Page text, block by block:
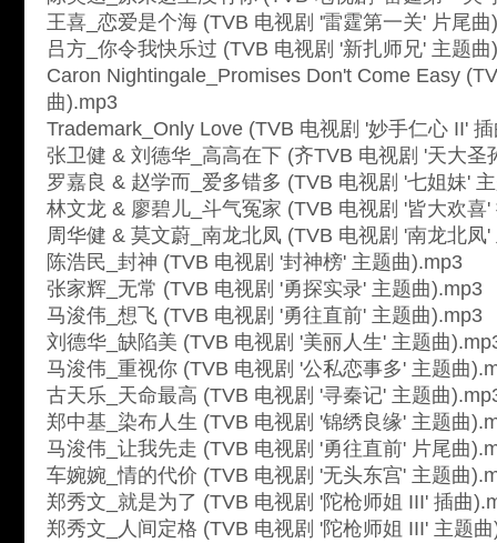
王喜_恋爱是个海 (TVB 电视剧 '雷霆第一关' 片尾曲
吕方_你令我快乐过 (TVB 电视剧 '新扎师兄' 主题曲
Caron Nightingale_Promises Don't Come Easy
曲).mp3
Trademark_Only Love (TVB 电视剧 '妙手仁心 II'
张卫健 & 刘德华_高高在下 (齐TVB 电视剧 '天大圣
罗嘉良 & 赵学而_爱多错多 (TVB 电视剧 '七姐妹'
林文龙 & 廖碧儿_斗气冤家 (TVB 电视剧 '皆大欢喜'
周华健 & 莫文蔚_南龙北凤 (TVB 电视剧 '南龙北凤
陈浩民_封神 (TVB 电视剧 '封神榜' 主题曲).mp3
张家辉_无常 (TVB 电视剧 '勇探实录' 主题曲).mp3
马浚伟_想飞 (TVB 电视剧 '勇往直前' 主题曲).mp3
刘德华_缺陷美 (TVB 电视剧 '美丽人生' 主题曲
马浚伟_重视你 (TVB 电视剧 '公私恋事多' 主题曲
古天乐_天命最高 (TVB 电视剧 '寻秦记' 主题曲
郑中基_染布人生 (TVB 电视剧 '锦绣良缘' 主题曲
马浚伟_让我先走 (TVB 电视剧 '勇往直前' 片尾曲
车婉婉_情的代价 (TVB 电视剧 '无头东宫' 主题曲
郑秀文_就是为了 (TVB 电视剧 '陀枪师姐 III' 插曲
郑秀文_人间定格 (TVB 电视剧 '陀枪师姐 III' 主题